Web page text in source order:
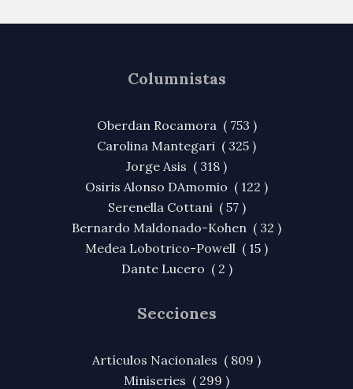
Columnistas
Oberdan Rocamora ( 753 )
Carolina Mantegari ( 325 )
Jorge Asis ( 318 )
Osiris Alonso DAmomio ( 122 )
Serenella Cottani ( 57 )
Bernardo Maldonado-Kohen ( 32 )
Medea Lobotrico-Powell ( 15 )
Dante Lucero ( 2 )
Secciones
Artículos Nacionales ( 809 )
Miniseries ( 299 )